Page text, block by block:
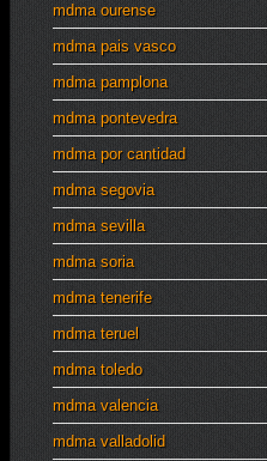
mdma ourense
mdma pais vasco
mdma pamplona
mdma pontevedra
mdma por cantidad
mdma segovia
mdma sevilla
mdma soria
mdma tenerife
mdma teruel
mdma toledo
mdma valencia
mdma valladolid